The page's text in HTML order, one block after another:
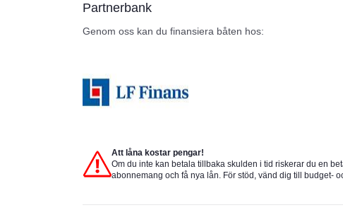
Partnerbank
Genom oss kan du finansiera båten hos:
Att låna kostar pengar!
Om du inte kan betala tillbaka skulden i tid riskerar du en
abonnemang och få nya lån. För stöd, vänd dig till budget-